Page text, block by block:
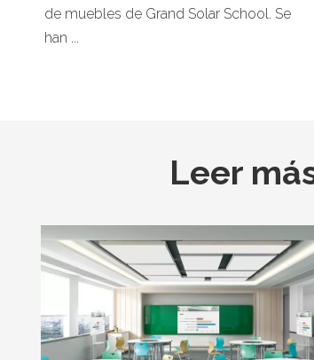
de muebles de Grand Solar School. Se
han ...
Leer